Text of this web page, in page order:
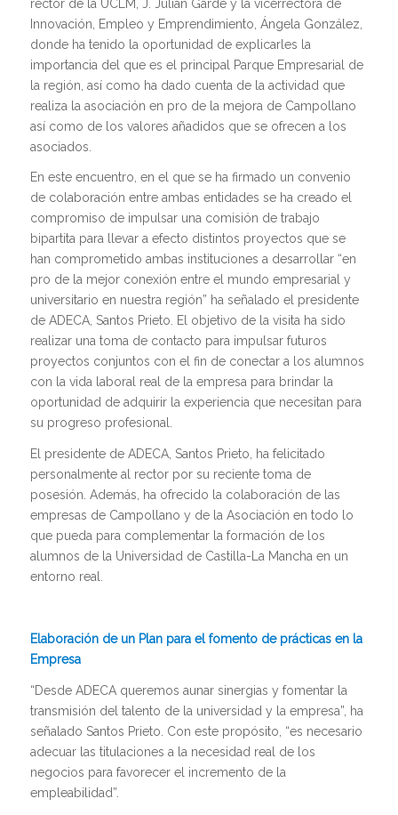
rector de la UCLM, J. Julián Garde y la vicerrectora de
Innovación, Empleo y Emprendimiento, Ángela González,
donde ha tenido la oportunidad de explicarles la
importancia del que es el principal Parque Empresarial de
la región, así como ha dado cuenta de la actividad que
realiza la asociación en pro de la mejora de Campollano
así como de los valores añadidos que se ofrecen a los
asociados.
En este encuentro, en el que se ha firmado un convenio
de colaboración entre ambas entidades se ha creado el
compromiso de impulsar una comisión de trabajo
bipartita para llevar a efecto distintos proyectos que se
han comprometido ambas instituciones a desarrollar “en
pro de la mejor conexión entre el mundo empresarial y
universitario en nuestra región” ha señalado el presidente
de ADECA, Santos Prieto. El objetivo de la visita ha sido
realizar una toma de contacto para impulsar futuros
proyectos conjuntos con el fin de conectar a los alumnos
con la vida laboral real de la empresa para brindar la
oportunidad de adquirir la experiencia que necesitan para
su progreso profesional.
El presidente de ADECA, Santos Prieto, ha felicitado
personalmente al rector por su reciente toma de
posesión. Además, ha ofrecido la colaboración de las
empresas de Campollano y de la Asociación en todo lo
que pueda para complementar la formación de los
alumnos de la Universidad de Castilla-La Mancha en un
entorno real.
Elaboración de un Plan para el fomento de prácticas en la
Empresa
“Desde ADECA queremos aunar sinergias y fomentar la
transmisión del talento de la universidad y la empresa”, ha
señalado Santos Prieto. Con este propósito, “es necesario
adecuar las titulaciones a la necesidad real de los
negocios para favorecer el incremento de la
empleabilidad”.